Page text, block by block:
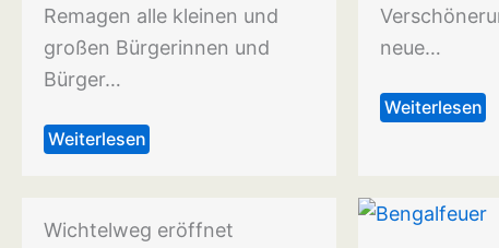
Remagen alle kleinen und
großen Bürgerinnen und
Bürger…
Weiterlesen
neue…
Weiterlesen
Wichtelweg eröffnet